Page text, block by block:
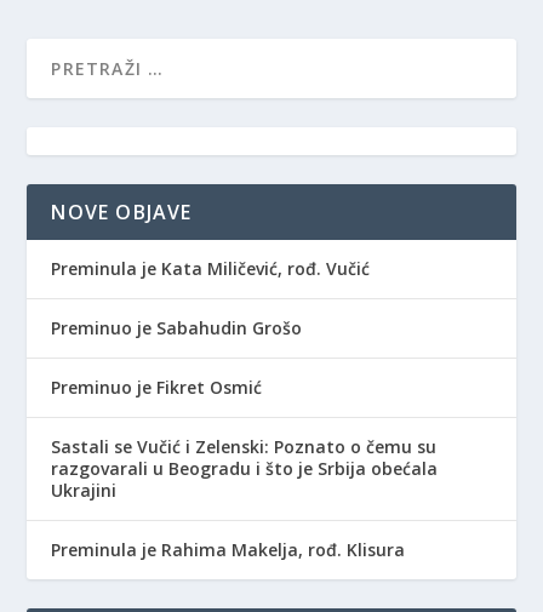
NOVE OBJAVE
Preminula je Kata Miličević, rođ. Vučić
Preminuo je Sabahudin Grošo
Preminuo je Fikret Osmić
Sastali se Vučić i Zelenski: Poznato o čemu su
razgovarali u Beogradu i što je Srbija obećala
Ukrajini
Preminula je Rahima Makelja, rođ. Klisura